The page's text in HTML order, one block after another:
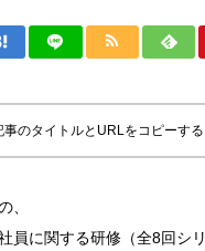
事のタイトルとURLをコピーする
、
員に関する研修（全8回シ